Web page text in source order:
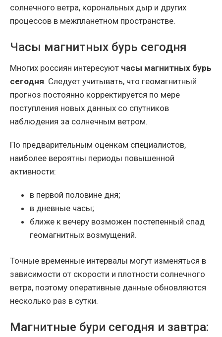
солнечного ветра, корональных дыр и других
процессов в межпланетном пространстве.
Часы магнитных бурь сегодня
Многих россиян интересуют часы магнитных бурь
сегодня. Следует учитывать, что геомагнитный
прогноз постоянно корректируется по мере
поступления новых данных со спутников
наблюдения за солнечным ветром.
По предварительным оценкам специалистов,
наиболее вероятны периоды повышенной
активности:
в первой половине дня;
в дневные часы;
ближе к вечеру возможен постепенный спад
геомагнитных возмущений.
Точные временные интервалы могут изменяться в
зависимости от скорости и плотности солнечного
ветра, поэтому оперативные данные обновляются
несколько раз в сутки.
Магнитные бури сегодня и завтра: